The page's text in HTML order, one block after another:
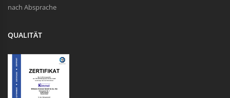
nach Absprache
QUALITÄT